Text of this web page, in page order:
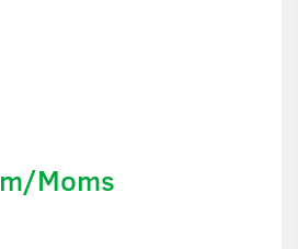
m/Moms